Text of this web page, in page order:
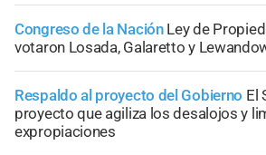
Congreso de la Nación Ley de
votaron Losada, Galaretto y
Respaldo al proyecto del Gobierno El
proyecto que agiliza los desalojos y
expropiaciones